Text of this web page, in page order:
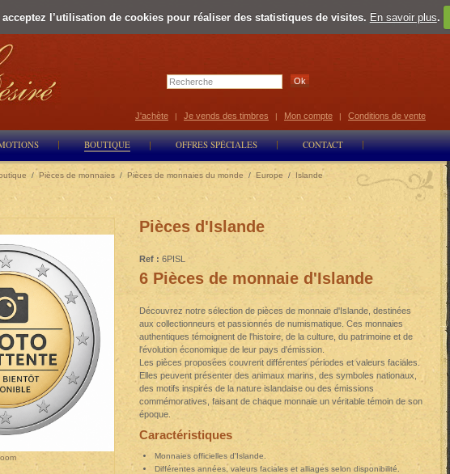
l’utilisation de cookies pour réaliser des statistiques de visites. En savoir plus.
Select Language ▼
BOUTIQUE OFFRES SPÉCIALES CONTACT
J'achète | Je vends des timbres | Mon compte | Conditions de vente
/ Pièces de monnaies / Pièces de monnaies du monde / Europe / Islande
Pièces d'Islande
Ref : 6PISL
6 Pièces de monnaie d'Islande
Découvrez notre sélection de pièces de monnaie d'Islande, destinées
aux collectionneurs et passionnés de numismatique. Ces monnaies
authentiques témoignent de l'histoire, de la culture, du patrimoine et de
l'évolution économique de leur pays d'émission.
Les pièces proposées couvrent différentes périodes et valeurs faciales.
Elles peuvent présenter des animaux marins, des symboles nationaux,
des motifs inspirés de la nature islandaise ou des émissions
commémoratives, faisant de chaque monnaie un véritable témoin de son
époque.
Caractéristiques
Monnaies officielles d'Islande.
Différentes années, valeurs faciales et alliages selon disponibilité.